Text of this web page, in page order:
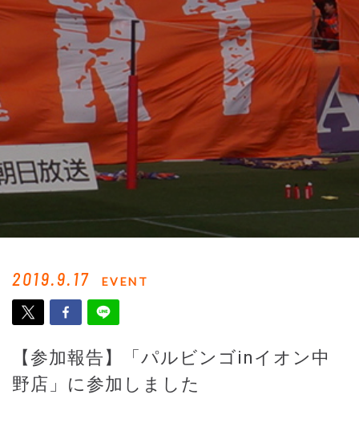
2019.9.17 EVENT
【参加報告】「パルビンゴinイオン中
野店」に参加しました